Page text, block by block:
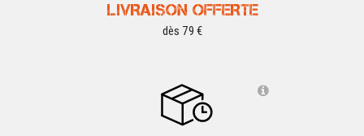
LIVRAISON OFFERTE
dès 79 €